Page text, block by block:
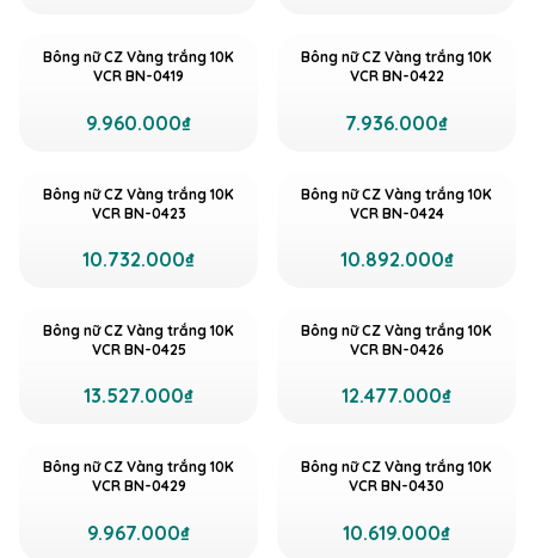
Bông nữ CZ Vàng trắng 10K
VCR BN-0419
9.960.000₫
Bông nữ CZ Vàng trắng 10K
VCR BN-0422
7.936.000₫
Bông nữ CZ Vàng trắng 10K
VCR BN-0423
10.732.000₫
Bông nữ CZ Vàng trắng 10K
VCR BN-0424
10.892.000₫
Bông nữ CZ Vàng trắng 10K
VCR BN-0425
13.527.000₫
Bông nữ CZ Vàng trắng 10K
VCR BN-0426
12.477.000₫
Bông nữ CZ Vàng trắng 10K
VCR BN-0429
9.967.000₫
Bông nữ CZ Vàng trắng 10K
VCR BN-0430
10.619.000₫